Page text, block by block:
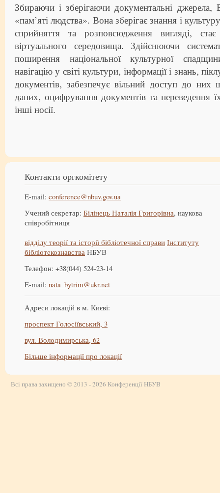
Збираючи і зберігаючи документальні джерела,
«пам’яті людства». Вона зберігає знання і
сприйняття та розповсюдження вигляді,
віртуального середовища. Здійснюючи
поширення національної культурної
навігацію у світі культури, інформації і знань,
документів, забезпечує вільний доступ до них
даних, оцифрування документів та переведення
інші носії.
Контакти оргкомітету
E-mail: conference@nbuv.gov.ua
Учений секретар: Білінець Наталія Григорівна, наукова
співробітниця
відділу теорії та історії бібліотечної справи Інституту
бібліотекознавства НБУВ
Телефон: +38(044) 524-23-14
E-mail: nata_bytrim@ukr.net
Адреси локацій в м. Києві:
проспект Голосіївський, 3
вул. Володимирська, 62
Більше інформації про локації
Всі права захищено © 2013 - 2026 Конференції НБУВ